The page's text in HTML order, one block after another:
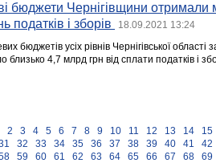
бюджети Чернігівщини
податків і зборів
18.09.2021 13:24
бюджетів усіх рівнів Чернігівської області
близько 4,7 млрд грн від сплати податків і
2 3 4 5 6 7 8 9 10 11 12 13 14
15
32 33 34 35 36 37 38 39 40 41
42
59 60 61 62 63 64 65 66 67 68
69